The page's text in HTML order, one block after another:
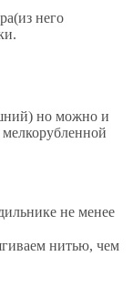
него
но можно и
не менее
нитью, чем